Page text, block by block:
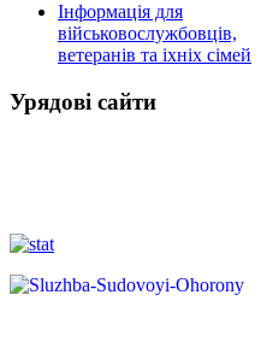
Інформація для
військовослужбовців,
ветеранів та іхніх сімей
Урядові сайти